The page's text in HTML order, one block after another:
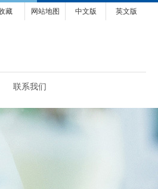
英文版
中文版
网站地图
藏
联系我们